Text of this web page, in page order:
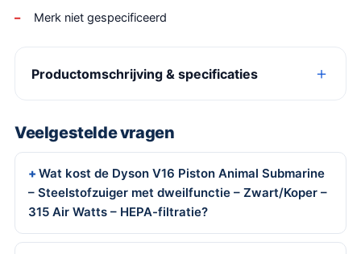
Merk niet gespecificeerd
Productomschrijving & specificaties
Veelgestelde vragen
Wat kost de Dyson V16 Piston Animal Submarine
– Steelstofzuiger met dweilfunctie – Zwart/Koper –
315 Air Watts – HEPA-filtratie?